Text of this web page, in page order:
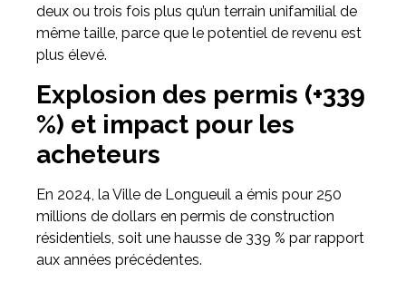
deux ou trois fois plus qu’un terrain unifamilial de
même taille, parce que le potentiel de revenu est
plus élevé.
Explosion des permis (+339
%) et impact pour les
acheteurs
En 2024, la Ville de Longueuil a émis pour 250
millions de dollars en permis de construction
résidentiels, soit une hausse de 339 % par rapport
aux années précédentes.